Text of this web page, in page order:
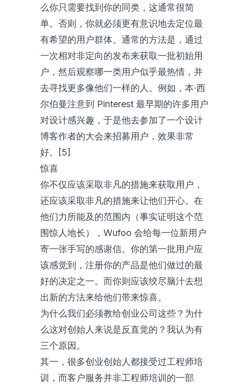
么你只需要找到你的同类，这通常很简
单。否则，你就必须更有意识地去定位最
有希望的用户群体。通常的方法是，通过
一次相对非定向的发布来获取一批初始用
户，然后观察哪一类用户似乎最热情，并
去寻找更多像他们一样的人。例如，本·西
尔伯曼注意到 Pinterest 最早期的许多用户
对设计感兴趣，于是他去参加了一个设计
博客作者的大会来招募用户，效果非常
好。[5]
惊喜
你不仅应该采取非凡的措施来获取用户，
还应该采取非凡的措施来让他们开心。在
他们力所能及的范围内（事实证明这个范
围惊人地长），Wufoo 会给每一位新用户
寄一张手写的感谢信。你的第一批用户应
该感觉到，注册你的产品是他们做过的最
好的决定之一。而你则应该绞尽脑汁去想
出新的方法来给他们带来惊喜。
为什么我们必须教给创业公司这些？为什
么这对创始人来说是反直觉的？我认为有
三个原因。
其一，很多创业创始人都接受过工程师培
训，而客户服务并非工程师培训的一部